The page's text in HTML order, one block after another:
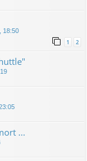
18:50
1 2
...